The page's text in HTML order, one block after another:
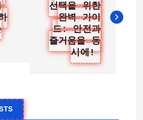
선택을 위한
완벽 가이
드: 안전과
즐거움을 동
시에!